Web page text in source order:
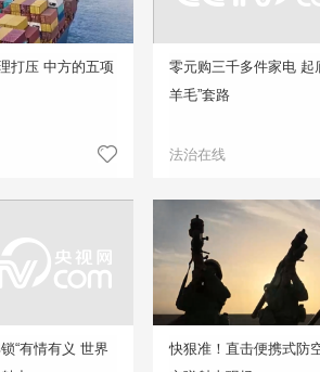
打压 中方的五项
零元购三千多件家电 起
羊毛”套路
法治在线
“有情有义 世界
快狠准！直击便携式防